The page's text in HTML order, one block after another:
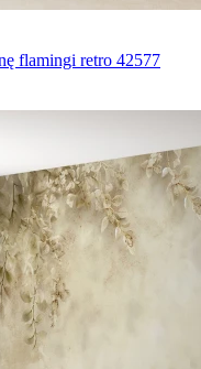
flamingi retro 42577